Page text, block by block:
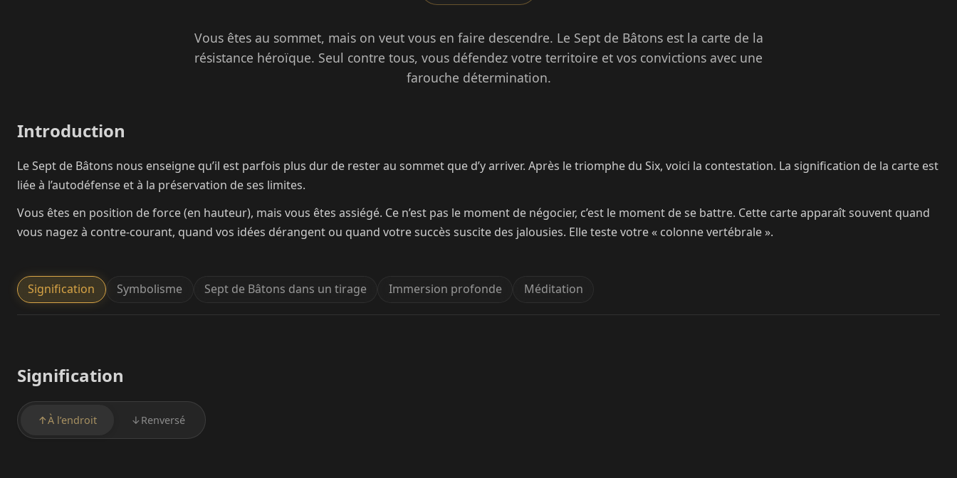
Vous êtes au sommet, mais on veut vous en faire descendre. Le Sept de Bâtons est la carte de la
résistance héroïque. Seul contre tous, vous défendez votre territoire et vos convictions avec une
farouche détermination.
Introduction
Le Sept de Bâtons nous enseigne qu’il est parfois plus dur de rester au sommet que d’y arriver. Après le triomphe du Six, voici la contestation. La signification de la carte est
liée à l’autodéfense et à la préservation de ses limites.
Vous êtes en position de force (en hauteur), mais vous êtes assiégé. Ce n’est pas le moment de négocier, c’est le moment de se battre. Cette carte apparaît souvent quand
vous nagez à contre-courant, quand vos idées dérangent ou quand votre succès suscite des jalousies. Elle teste votre « colonne vertébrale ».
Signification Symbolisme Sept de Bâtons dans un tirage Immersion profonde Méditation
Signification
↑À l’endroit ↓ Renversé